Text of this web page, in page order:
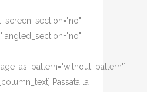
angled_section="no"
Passata la